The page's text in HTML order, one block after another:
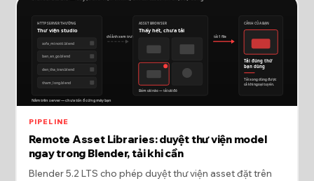
PIPELINE
Remote Asset Libraries: duyệt thư viện model
ngay trong Blender, tải khi cần
Blender 5.2 LTS cho phép duyệt thư viện asset đặt trên